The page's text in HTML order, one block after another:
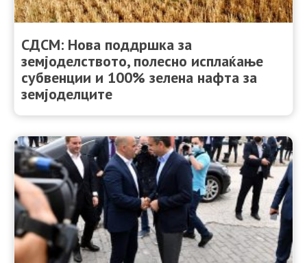
СДСМ: Нова поддршка за
земјоделството, полесно исплаќање
субвенции и 100% зелена нафта за
земјоделците